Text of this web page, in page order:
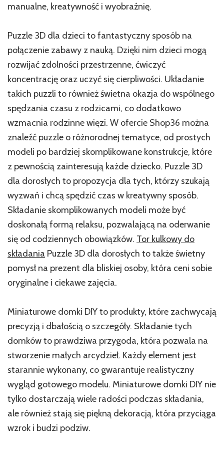
manualne, kreatywność i wyobraźnię.
Puzzle 3D dla dzieci to fantastyczny sposób na
połączenie zabawy z nauką. Dzięki nim dzieci mogą
rozwijać zdolności przestrzenne, ćwiczyć
koncentrację oraz uczyć się cierpliwości. Układanie
takich puzzli to również świetna okazja do wspólnego
spędzania czasu z rodzicami, co dodatkowo
wzmacnia rodzinne więzi. W ofercie Shop36 można
znaleźć puzzle o różnorodnej tematyce, od prostych
modeli po bardziej skomplikowane konstrukcje, które
z pewnością zainteresują każde dziecko. Puzzle 3D
dla dorosłych to propozycja dla tych, którzy szukają
wyzwań i chcą spędzić czas w kreatywny sposób.
Składanie skomplikowanych modeli może być
doskonałą formą relaksu, pozwalającą na oderwanie
się od codziennych obowiązków. Tor kulkowy do
składania Puzzle 3D dla dorosłych to także świetny
pomysł na prezent dla bliskiej osoby, która ceni sobie
oryginalne i ciekawe zajęcia.
Miniaturowe domki DIY to produkty, które zachwycają
precyzją i dbałością o szczegóły. Składanie tych
domków to prawdziwa przygoda, która pozwala na
stworzenie małych arcydzieł. Każdy element jest
starannie wykonany, co gwarantuje realistyczny
wygląd gotowego modelu. Miniaturowe domki DIY nie
tylko dostarczają wiele radości podczas składania,
ale również stają się piękną dekoracją, która przyciąga
wzrok i budzi podziw.